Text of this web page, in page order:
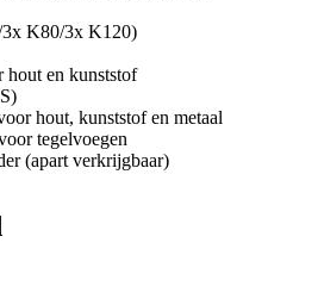
K80/3x K120)
en kunststof
hout, kunststof en metaal
tegelvoegen
(apart verkrijgbaar)